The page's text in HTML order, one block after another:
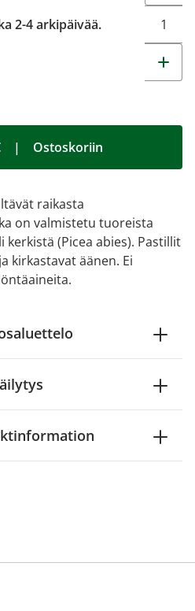
2-4 arkipäivää.
| Ostoskoriin
raikasta
on valmistetu tuoreista
kerkistä (Picea abies). Pastillit
kirkastavat äänen. Ei